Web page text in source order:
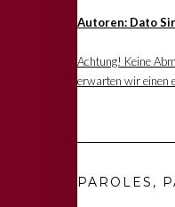
Autoren: Dato
Achtung! Keine
erwarten wir einen
PAROLES,